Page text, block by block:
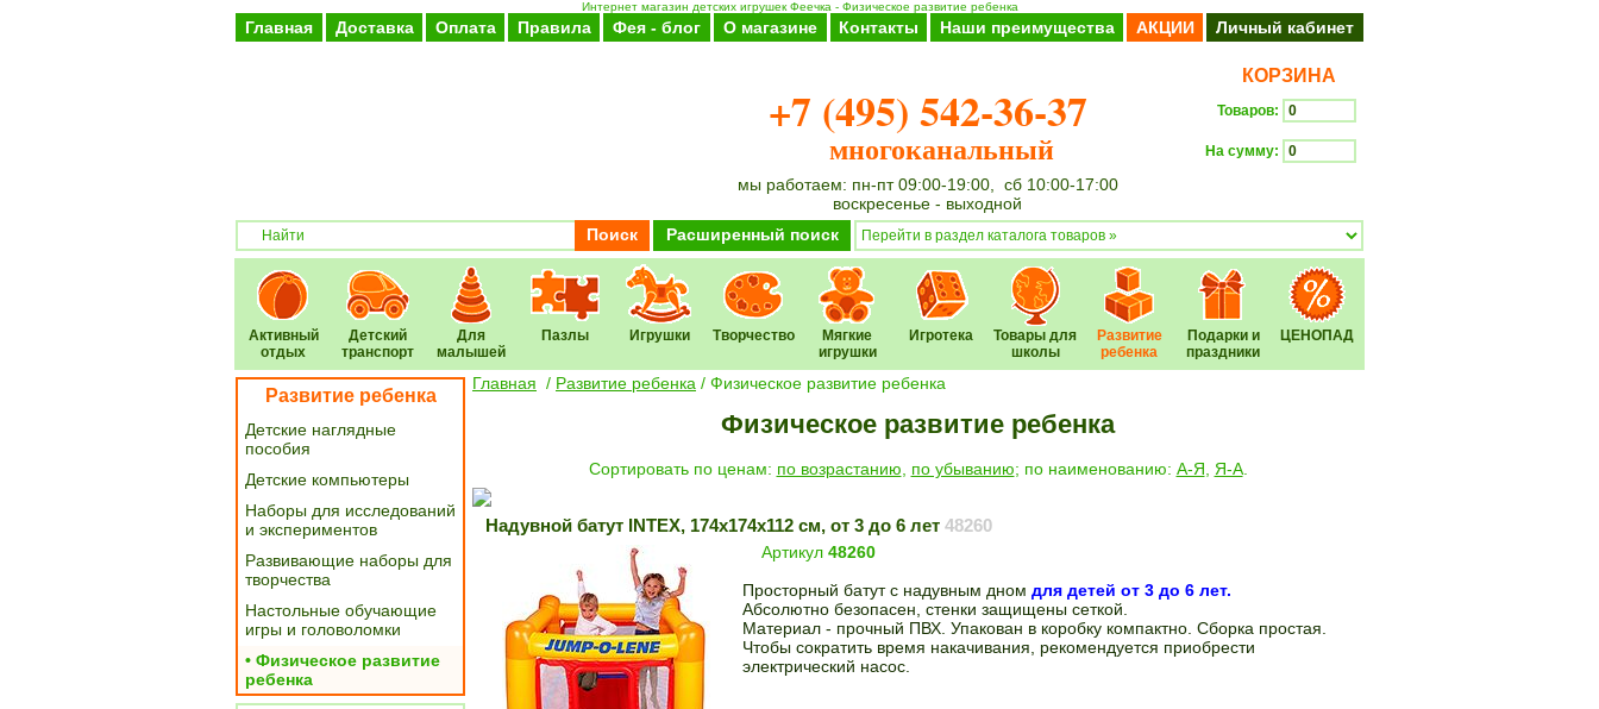
Интернет магазин детских игрушек Феечка - Физическое развитие ребенка
Главная Доставка Оплата Правила Фея - блог О магазине Контакты Наши преимущества АКЦИИ Личный кабинет
+7 (495) 542-36-37
многоканальный
мы работаем: пн-пт 09:00-19:00, сб 10:00-17:00
воскресенье - выходной
КОРЗИНА
Товаров:
На сумму:
Поиск Расширенный поиск
Активный
отдых
Детский
транспорт
Для
малышей
Пазлы Игрушки Творчество
Мягкие
игрушки
Игротека
Товары для
школы
Развитие
ребенка
Подарки и
праздники
ЦЕНОПАД
Развитие ребенка
Детские наглядные
пособия
Детские компьютеры
Наборы для исследований
и экспериментов
Развивающие наборы для
творчества
Настольные обучающие
игры и головоломки
• Физическое развитие
ребенка
Главная / Развитие ребенка / Физическое развитие ребенка
Физическое развитие ребенка
Cортировать по ценам: по возрастанию по убыванию; по наименованию: А-Я Я-А.
Надувной батут INTEX, 174х174х112 см, от 3 до 6 лет 48260
Артикул 48260
Просторный батут с надувным дном для детей от 3 до 6 лет.
Абсолютно безопасен, стенки защищены сеткой.
Материал - прочный ПВХ. Упакован в коробку компактно. Сборка простая.
Чтобы сократить время накачивания, рекомендуется приобрести
электрический насос.